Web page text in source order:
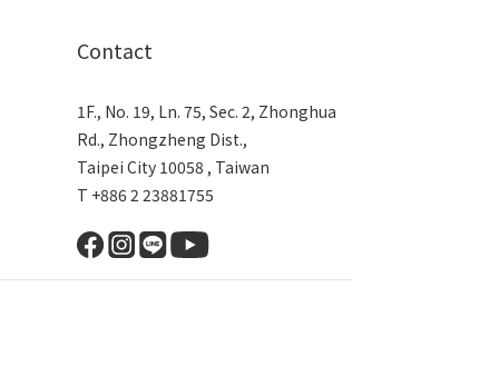
Contact
1F., No. 19, Ln. 75, Sec. 2, Zhonghua
Rd., Zhongzheng Dist.,
Taipei City 10058 , Taiwan
T +886 2 23881755